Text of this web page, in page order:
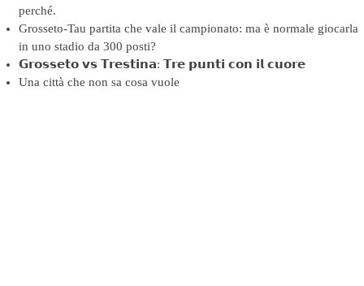
perché.
Grosseto-Tau partita che vale il campionato: ma è normale giocarla
in uno stadio da 300 posti?
𝗚𝗿𝗼𝘀𝘀𝗲𝘁𝗼 𝘃𝘀 𝗧𝗿𝗲𝘀𝘁𝗶𝗻𝗮: 𝗧𝗿𝗲 𝗽𝘂𝗻𝘁𝗶 𝗰𝗼𝗻 𝗶𝗹 𝗰𝘂𝗼𝗿𝗲
Una città che non sa cosa vuole